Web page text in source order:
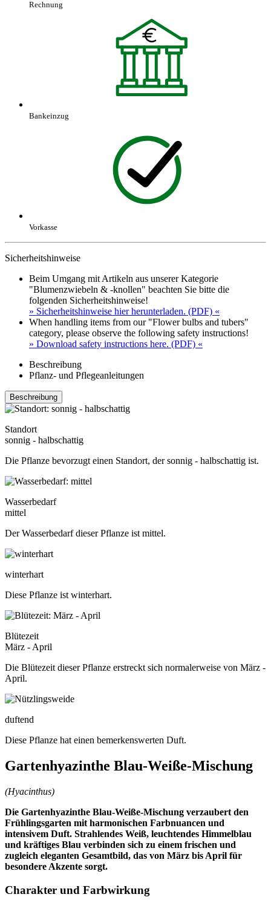
Rechnung
Bankeinzug
Vorkasse
Sicherheitshinweise
Beim Umgang mit Artikeln aus unserer Kategorie
"Blumenzwiebeln & -knollen" beachten Sie bitte die
folgenden Sicherheitshinweise!
» Sicherheitshinweise hier herunterladen. (PDF) «
When handling items from our "Flower bulbs and tubers"
category, please observe the following safety instructions!
» Download safety instructions here. (PDF) «
Beschreibung
Pflanz- und Pflegeanleitungen
Beschreibung
Standort
sonnig - halbschattig
Die Pflanze bevorzugt einen Standort, der sonnig - halbschattig ist.
Wasserbedarf
mittel
Der Wasserbedarf dieser Pflanze ist mittel.
winterhart
Diese Pflanze ist winterhart.
Blütezeit
März - April
Die Blütezeit dieser Pflanze erstreckt sich normalerweise von März -
April.
duftend
Diese Pflanze hat einen bemerkenswerten Duft.
Gartenhyazinthe Blau-Weiße-Mischung
(Hyacinthus)
Die Gartenhyazinthe Blau-Weiße-Mischung verzaubert den
Frühlingsgarten mit harmonischen Farbnuancen und
intensivem Duft. Strahlendes Weiß, leuchtendes Himmelblau
und kräftiges Blau verbinden sich zu einem frischen und
zugleich eleganten Gesamtbild, das von März bis April für
besondere Akzente sorgt.
Charakter und Farbwirkung